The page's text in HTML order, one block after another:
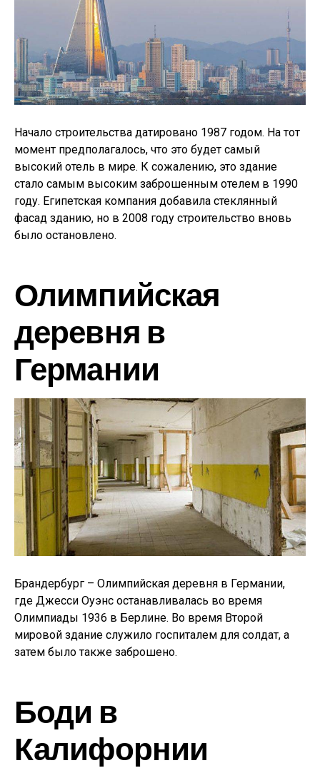
Начало строительства датировано 1987 годом. На тот
момент предполагалось, что это будет самый
высокий отель в мире. К сожалению, это здание
стало самым высоким заброшенным отелем в 1990
году. Египетская компания добавила стеклянный
фасад зданию, но в 2008 году строительство вновь
было остановлено.
Олимпийская
деревня в
Германии
Брандербург – Олимпийская деревня в Германии,
где Джесси Оуэнс останавливалась во время
Олимпиады 1936 в Берлине. Во время Второй
мировой здание служило госпиталем для солдат, а
затем было также заброшено.
Боди в
Калифорнии